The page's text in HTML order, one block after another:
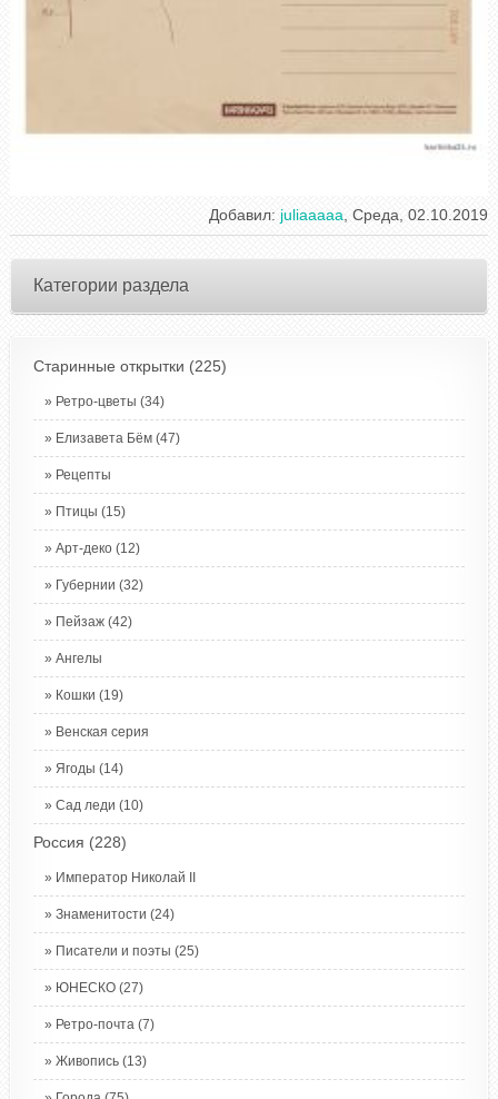
Добавил:juliaaaaa , Среда, 02.10.2019
Категории раздела
Старинные открытки (225)
Ретро-цветы (34)
Елизавета Бём (47)
Рецепты
Птицы (15)
Арт-деко (12)
Губернии (32)
Пейзаж (42)
Ангелы
Кошки (19)
Венская серия
Ягоды (14)
Сад леди (10)
Россия (228)
Император Николай II
Знаменитости (24)
Писатели и поэты (25)
ЮНЕСКО (27)
Ретро-почта (7)
Живопись (13)